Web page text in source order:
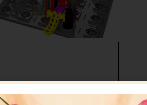
איסוף עצמי: מ"ביתר טויס" רחוב בניין דוד 18, ביתר